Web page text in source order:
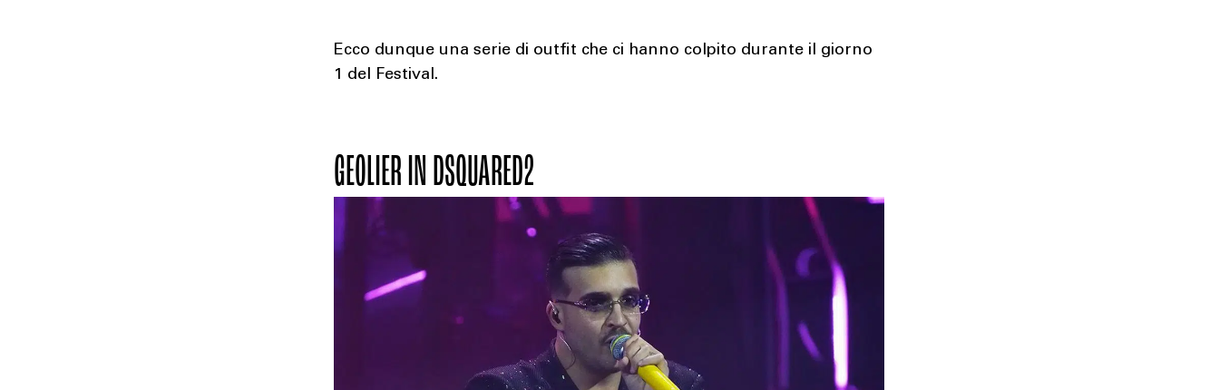
Ecco dunque una serie di outfit che ci hanno colpito durante il giorno
1 del Festival.
GEOLIER IN DSQUARED2